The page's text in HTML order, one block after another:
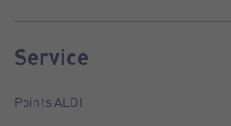
Service
Points ALDI